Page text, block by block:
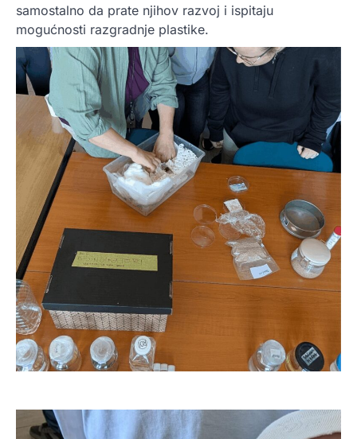
samostalno da prate njihov razvoj i ispitaju
mogućnosti razgradnje plastike.